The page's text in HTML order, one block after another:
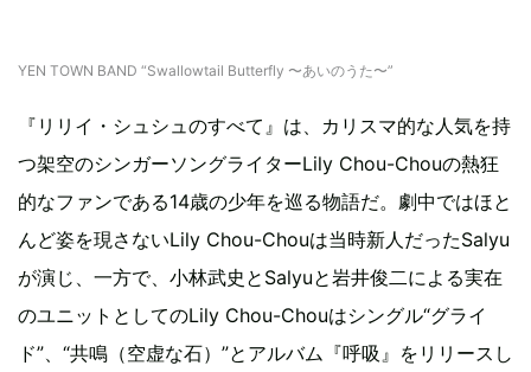
YEN TOWN BAND “Swallowtail Butterfly 〜あいのうた〜”
『リリイ・シュシュのすべて』は、カリスマ的な人気を持
つ架空のシンガーソングライターLily Chou-Chouの熱狂
的なファンである14歳の少年を巡る物語だ。劇中ではほと
んど姿を現さないLily Chou-Chouは当時新人だったSalyu
が演じ、一方で、小林武史とSalyuと岩井俊二による実在
のユニットとしてのLily Chou-Chouはシングル“グライ
ド”、“共鳴（空虚な石）”とアルバム『呼吸』をリリースし